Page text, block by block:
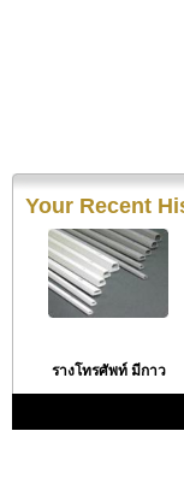
Your Recent
รางโทรศัพท์ มีกาว